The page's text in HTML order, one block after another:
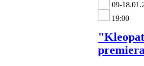
09-
19:00